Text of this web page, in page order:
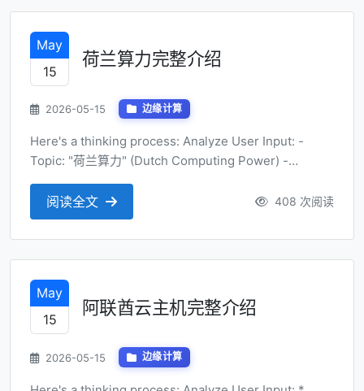
May
15
荷兰算力完整介绍
2026-05-15 边缘计算
Here's a thinking process: Analyze User Input: -
Topic: "荷兰算力" (Dutch Computing Power) -
Perspective: Professional technical expert - Title
Requirements: - Expert viewpoint/...
阅读全文 408 次阅读
May
15
阿联酋云主机完整介绍
2026-05-15 边缘计算